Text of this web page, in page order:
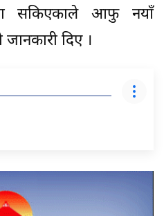
सकिएकाले आफु नयाँ
दिए ।